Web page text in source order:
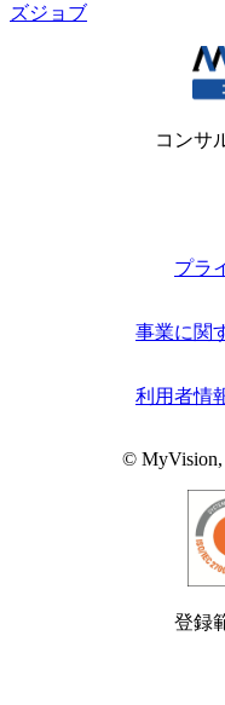
ズジョブ
コンサ
プラ
事業に関
利用者情
© MyVision,
登録